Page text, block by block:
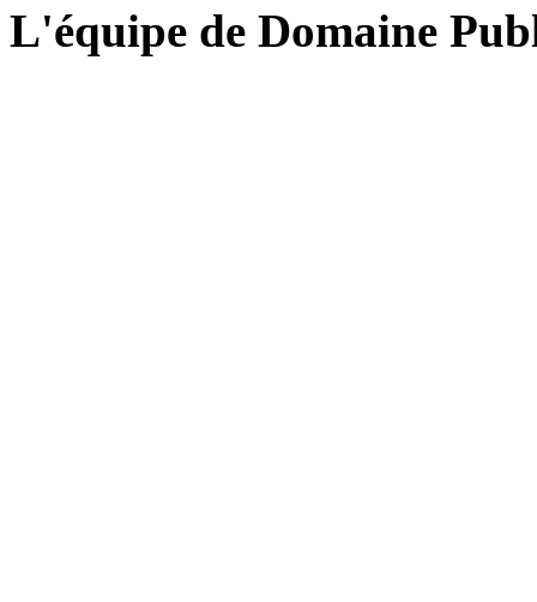
L'équipe de Domaine